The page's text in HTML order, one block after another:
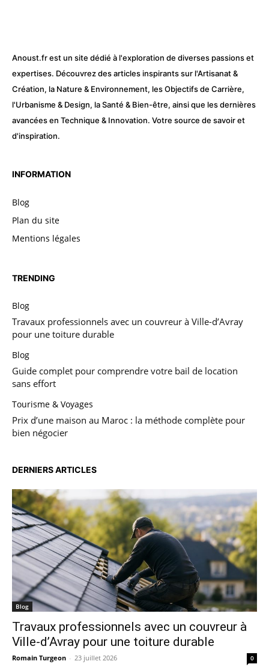
Anoust.fr est un site dédié à l'exploration de diverses passions et
expertises. Découvrez des articles inspirants sur l'Artisanat &
Création, la Nature & Environnement, les Objectifs de Carrière,
l'Urbanisme & Design, la Santé & Bien-être, ainsi que les dernières
avancées en Technique & Innovation. Votre source de savoir et
d'inspiration.
INFORMATION
Blog
Plan du site
Mentions légales
TRENDING
Blog
Travaux professionnels avec un couvreur à Ville-d’Avray
pour une toiture durable
Blog
Guide complet pour comprendre votre bail de location
sans effort
Tourisme & Voyages
Prix d’une maison au Maroc : la méthode complète pour
bien négocier
DERNIERS ARTICLES
Blog
Travaux professionnels avec un couvreur à
Ville-d’Avray pour une toiture durable
Romain Turgeon - 23 juillet 2026 0